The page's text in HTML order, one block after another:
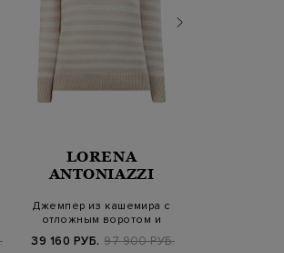
LORENA
ANTONIAZZI
Джемпер из кашемира с
отложным воротом и
39 160 РУБ. 97 900 РУБ.